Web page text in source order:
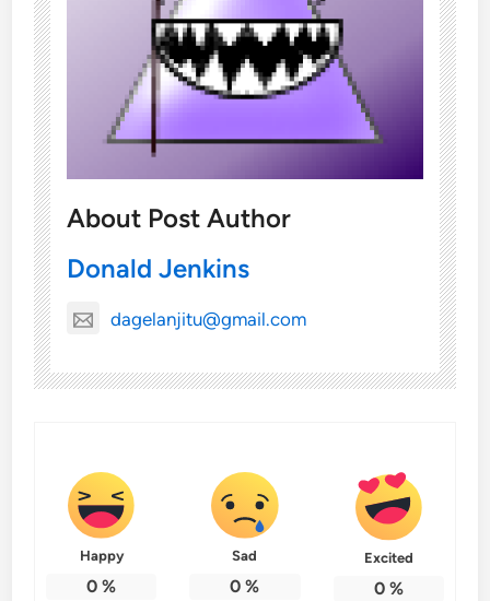
About Post Author
Donald Jenkins
dagelanjitu@gmail.com
Happy
0 %
Sad
0 %
Excited
0%